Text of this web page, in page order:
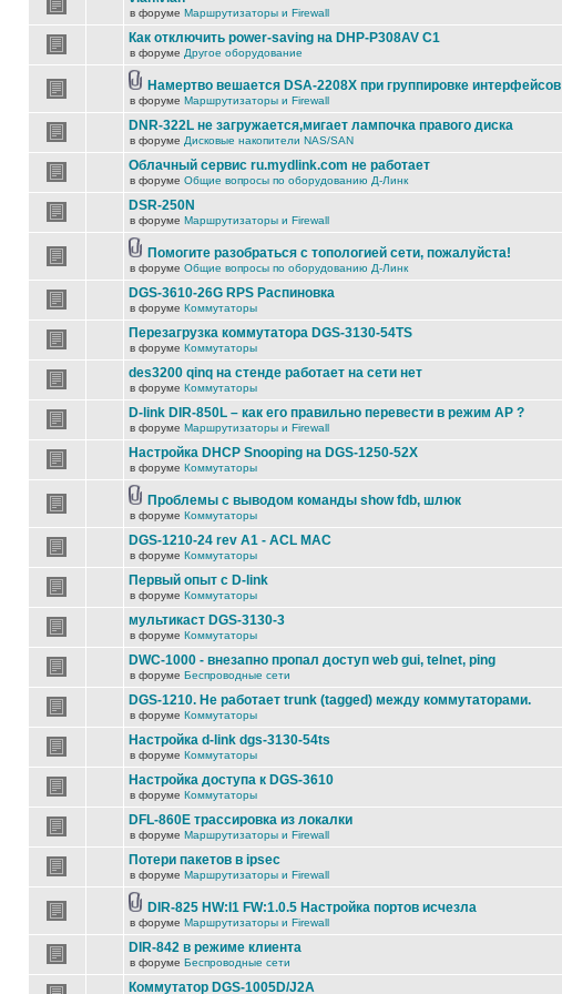
в форуме Маршрутизаторы и Firewall
Как отключить power-saving на DHP-P308AV C1
в форуме Другое оборудование
Намертво вешается DSA-2208X при группировке интерфейсов
в форуме Маршрутизаторы и Firewall
DNR-322L не загружается,мигает лампочка правого диска
в форуме Дисковые накопители NAS/SAN
Облачный сервис ru.mydlink.com не работает
в форуме Общие вопросы по оборудованию Д-Линк
DSR-250N
в форуме Маршрутизаторы и Firewall
Помогите разобраться с топологией сети, пожалуйста!
в форуме Общие вопросы по оборудованию Д-Линк
DGS-3610-26G RPS Распиновка
в форуме Коммутаторы
Перезагрузка коммутатора DGS-3130-54TS
в форуме Коммутаторы
des3200 qinq на стенде работает на сети нет
в форуме Коммутаторы
D-link DIR-850L – как его правильно перевести в режим AP ?
в форуме Маршрутизаторы и Firewall
Настройка DHCP Snooping на DGS-1250-52X
в форуме Коммутаторы
Проблемы с выводом команды show fdb, шлюк
в форуме Коммутаторы
DGS-1210-24 rev A1 - ACL MAC
в форуме Коммутаторы
Первый опыт с D-link
в форуме Коммутаторы
мультикаст DGS-3130-3
в форуме Коммутаторы
DWC-1000 - внезапно пропал доступ web gui, telnet, ping
в форуме Беспроводные сети
DGS-1210. Не работает trunk (tagged) между коммутаторами.
в форуме Коммутаторы
Настройка d-link dgs-3130-54ts
в форуме Коммутаторы
Настройка доступа к DGS-3610
в форуме Коммутаторы
DFL-860E трассировка из локалки
в форуме Маршрутизаторы и Firewall
Потери пакетов в ipsec
в форуме Маршрутизаторы и Firewall
DIR-825 HW:I1 FW:1.0.5 Настройка портов исчезла
в форуме Маршрутизаторы и Firewall
DIR-842 в режиме клиента
в форуме Беспроводные сети
Коммутатор DGS-1005D/J2A